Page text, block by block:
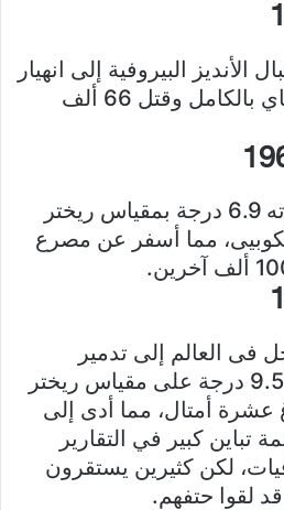
البيروفية إلى انهيار
أرضي دمر مدينة يونغاي بالكامل وقتل 66 ألف
ضرب زلزال بلغت قوته 6.9 درجة بمقياس ريختر
مما أسفر عن مصرع
العالم إلى تدمير
تشيلي، إذ بلغت قوته 9.5 درجة على مقياس ريختر
عشرة أمتال، مما أدى إلى
تباين كبير في التقارير
لكن كثيرين يستقرون
لقوا حتفهم.